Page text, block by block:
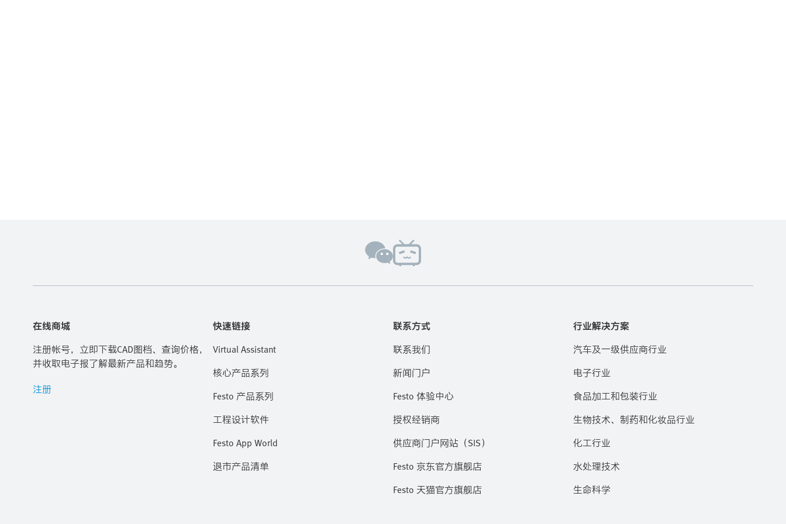
在线商城
注册帐号，立即下载CAD图档、查询价格，
并收取电子报了解最新产品和趋势。
注册
快速链接
Virtual Assistant
核心产品系列
Festo 产品系列
工程设计软件
Festo App World
退市产品清单
联系方式
联系我们
新闻门户
Festo 体验中心
授权经销商
供应商门户网站（SIS）
Festo 京东官方旗舰店
Festo 天猫官方旗舰店
行业解决方案
汽车及一级供应商行业
电子行业
食品加工和包装行业
生物技术、制药和化妆品行业
化工行业
水处理技术
生命科学